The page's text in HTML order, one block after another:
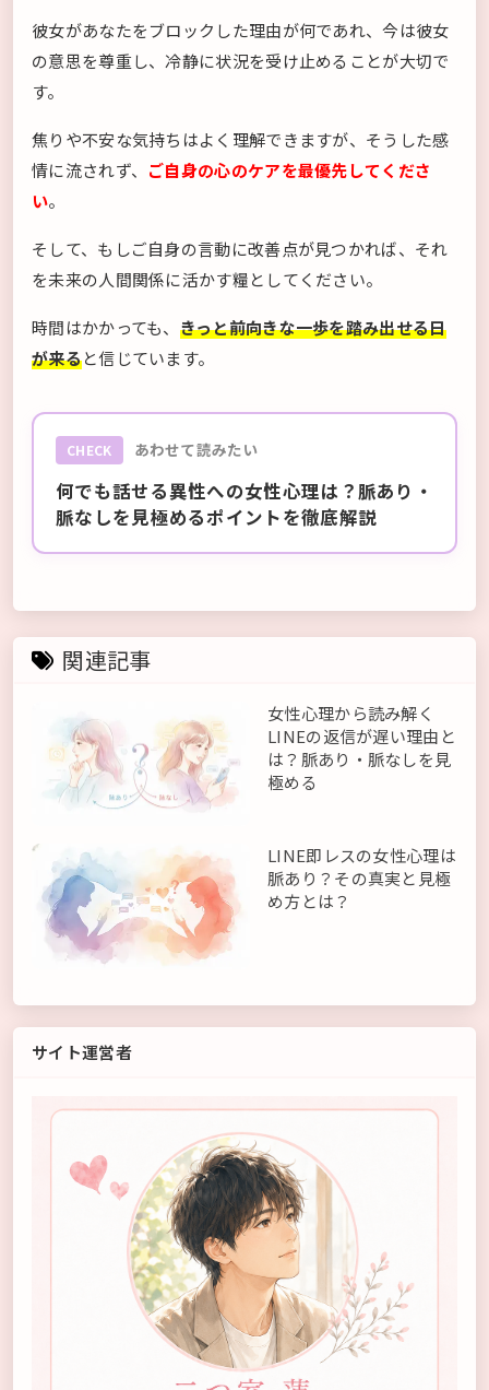
彼女があなたをブロックした理由が何であれ、今は彼女
の意思を尊重し、冷静に状況を受け止めることが大切で
す。
焦りや不安な気持ちはよく理解できますが、そうした感
情に流されず、 ご自身の心のケアを最優先してくださ
い。
そして、もしご自身の言動に改善点が見つかれば、それ
を未来の人間関係に活かす糧としてください。
時間はかかっても、 きっと前向きな一歩を踏み出せる日
が来ると信じています。
CHECK あわせて読みたい
何でも話せる異性への女性心理は？脈あり・
脈なしを見極めるポイントを徹底解説
関連記事
女性心理から読み解く
LINEの返信が遅い理由と
は？脈あり・脈なしを見
極める
LINE即レスの女性心理は
脈あり？その真実と見極
め方とは？
サイト運営者